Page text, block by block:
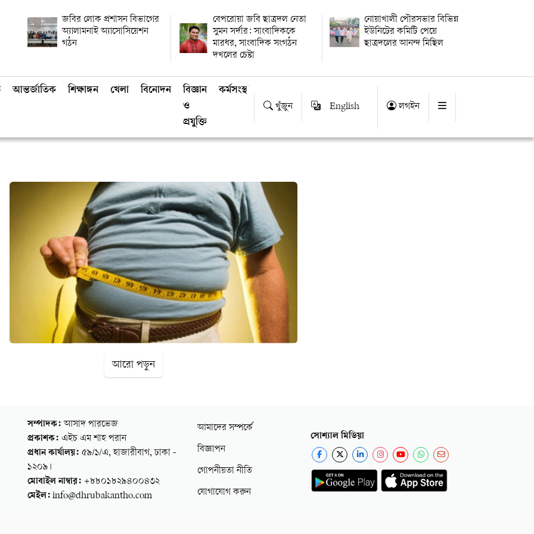
জবির লোক প্রশাসন বিভাগের
অ্যালামনাই অ্যাসোসিয়েশন
গঠন
বেপরোয়া জবি ছাত্রদল নেতা
সুমন সর্দার: সাংবাদিককে
মারধর, সাংবাদিক সংগঠন
দখলের চেষ্টা
নোয়াখালী পৌরসভার বিভিন্ন
ইউনিটের কমিটি পেয়ে
ছাত্রদলের আনন্দ মিছিল
আন্তর্জাতিক শিক্ষাঙ্গন খেলা বিনোদন
বিজ্ঞান
ও
প্রযুক্তি
কর্মসংস্থান
খুঁজুন English লগইন
আরো পড়ুন
সম্পাদক:আসাদ পারভেজ
প্রকাশক: এইচ এম শাহ পরান
প্রধান কার্যালয়: ৫৯/১/এ, হাজারীবাগ, ঢাকা -
১২০৯।
মোবাইল নাম্বার: +৮৮০১৮২৯৪০০৪৩২
মেইল: info@dhrubakantho.com
আমাদের সম্পর্কে
বিজ্ঞাপন
গোপনীয়তা নীতি
যোগাযোগ করুন
সোশ্যাল মিডিয়া